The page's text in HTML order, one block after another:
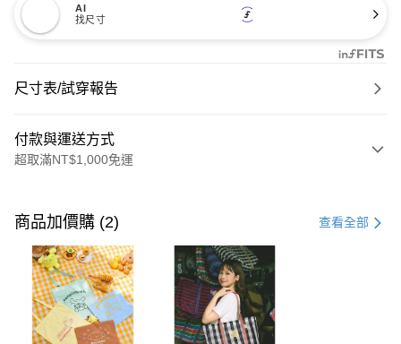
AI
找尺寸
尺寸表/試穿報告
付款與運送方式
超取滿NT$1,000免運
信用卡一次付款
購物金
超商取貨付款
LINE Pay
商品加價購 (2) 查看全部